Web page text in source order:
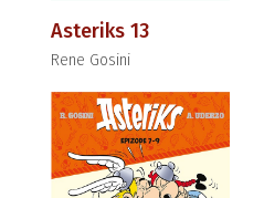
Asteriks 13
Rene Gosini